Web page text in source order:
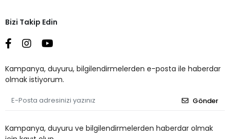
Bizi Takip Edin
Kampanya, duyuru, bilgilendirmelerden e-posta ile haberdar
olmak istiyorum.
Gönder
Kampanya, duyuru ve bilgilendirmelerden haberdar olmak